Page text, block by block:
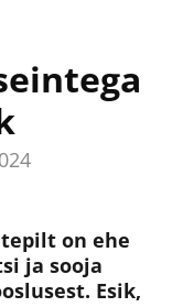
on ehe
ja sooja
Esik,